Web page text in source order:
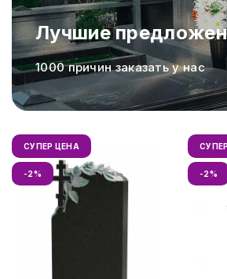
Лучшие
1000 причин заказать у нас
СУПЕР ЦЕНА
-2% -2%